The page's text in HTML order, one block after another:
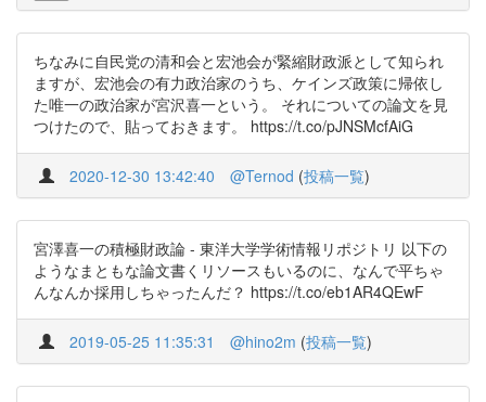
ちなみに自民党の清和会と宏池会が緊縮財政派として知られ
ますが、宏池会の有力政治家のうち、ケインズ政策に帰依し
た唯一の政治家が宮沢喜一という。 それについての論文を見
つけたので、貼っておきます。 https://t.co/pJNSMcfAiG
2020-12-30 13:42:40 @Ternod (投稿一覧)
宮澤喜一の積極財政論 - 東洋大学学術情報リポジトリ 以下の
ようなまともな論文書くリソースもいるのに、なんで平ちゃ
んなんか採用しちゃったんだ？ https://t.co/eb1AR4QEwF
2019-05-25 11:35:31 @hino2m (投稿一覧)